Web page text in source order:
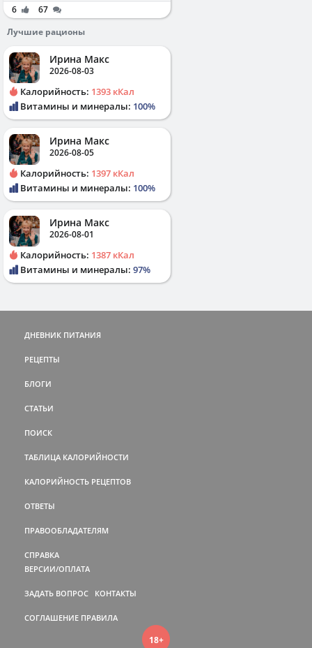
6
67
Лучшие рационы
Ирина Макс
2026-08-03
Калорийность: 1393 кКал
Витамины и минералы: 100%
Ирина Макс
2026-08-05
Калорийность: 1397 кКал
Витамины и минералы: 100%
Ирина Макс
2026-08-01
Калорийность: 1387 кКал
Витамины и минералы: 97%
ДНЕВНИК ПИТАНИЯ
РЕЦЕПТЫ
БЛОГИ
СТАТЬИ
ПОИСК
ТАБЛИЦА КАЛОРИЙНОСТИ
КАЛОРИЙНОСТЬ РЕЦЕПТОВ
ОТВЕТЫ
ПРАВООБЛАДАТЕЛЯМ
СПРАВКА
ВЕРСИИ/ОПЛАТА
ЗАДАТЬ ВОПРОС КОНТАКТЫ
СОГЛАШЕНИЕ ПРАВИЛА
18+